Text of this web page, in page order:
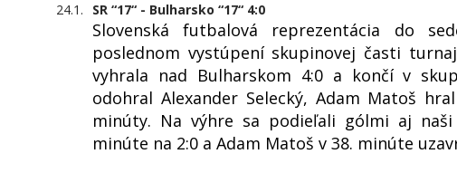
24.1. SR “17“ - Bulharsko “17“ 4:0
Slovenská futbalová reprezentácia do
poslednom vystúpení skupinovej časti
vyhrala nad Bulharskom 4:0 a končí v
odohral Alexander Selecký, Adam Matoš
minúty. Na výhre sa podieľali gólmi aj
minúte na 2:0 a Adam Matoš v 38. minúte